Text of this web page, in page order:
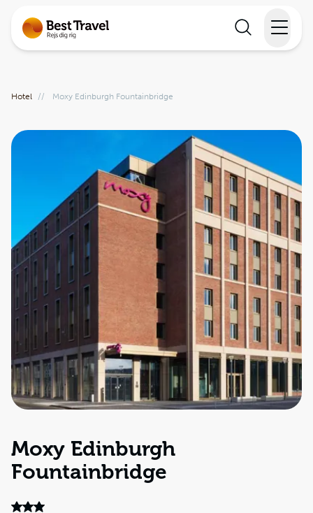
Rejsekalender
Inspiration
Information
Min Rejse
Hotel // Moxy Edinburgh Fountainbridge
Moxy Edinburgh
Fountainbridge